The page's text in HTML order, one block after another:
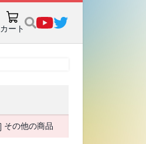
カート
その他の商品